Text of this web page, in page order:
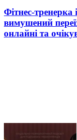
Фітнес-тренерка
вимушений
онлайні та